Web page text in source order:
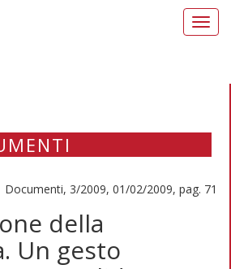
Documenti, 3/2009, 01/02/2009, pag. 71
della
Un gesto